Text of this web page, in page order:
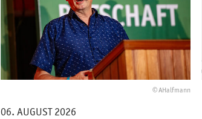
© AHalfmann
06. AUGUST 2026